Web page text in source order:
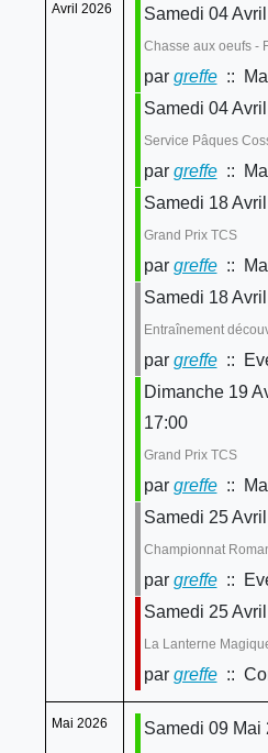
Avril 2026 Samedi 04
Chasse aux oeufs -
par greffe::
Samedi 04
Service Pâques
par greffe::
Samedi 18
Grand Prix TCS
par greffe::
Samedi 18
Entraînement
par greffe::
Dimanche 19
17:00
Grand Prix TCS
par greffe::
Samedi 25
Championnat
par greffe::
Samedi 25
La Lanterne
par greffe::
Mai 2026 Samedi 09 Mai